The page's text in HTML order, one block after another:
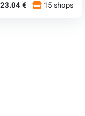
23.04 € 15 shops